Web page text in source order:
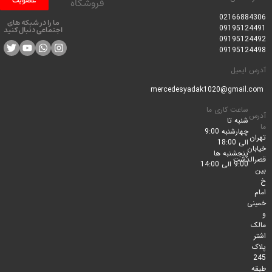
ساعت کاری ما
شنبه تا
چهارشنبه 9:00
الی 18:00
پنجشنبه ها
9:00 الی 14:00
ما را در شبکه های
اجتماعی دنبال کنید